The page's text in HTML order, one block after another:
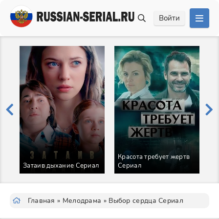
Войти
Затаив дыхание Сериал
Красота требует жертв
Сериал
Главная » Мелодрама » Выбор сердца Сериал